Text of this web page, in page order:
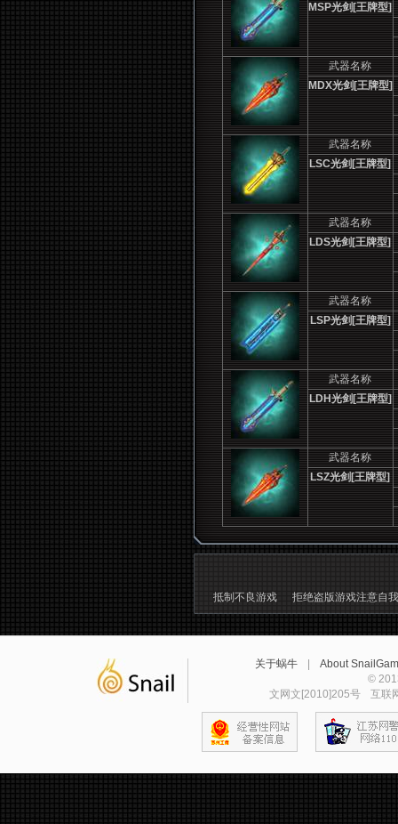
MSP光剑[王牌型]
武器名称
MDX光剑[王牌型]
武器名称
LSC光剑[王牌型]
武器名称
LDS光剑[王牌型]
武器名称
LSP光剑[王牌型]
武器名称
LDH光剑[王牌型]
武器名称
LSZ光剑[王牌型]
抵制不良游戏 拒绝盗版游戏注意自
关于蜗牛
About
©
文网文[2010]205号
互联